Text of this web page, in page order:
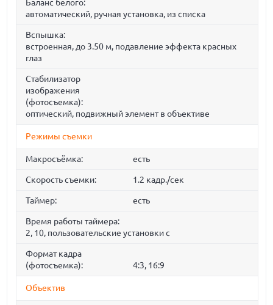
Баланс белого:
автоматический, ручная установка, из списка
Вспышка:
встроенная, до 3.50 м, подавление эффекта красных
глаз
Стабилизатор
изображения
(фотосъемка):
оптический, подвижный элемент в объективе
Режимы съемки
Макросъёмка: есть
Скорость съемки: 1.2 кадр./сек
Таймер: есть
Время работы таймера:
2, 10, пользовательские установки c
Формат кадра
(фотосъемка):
4:3, 16:9
Объектив